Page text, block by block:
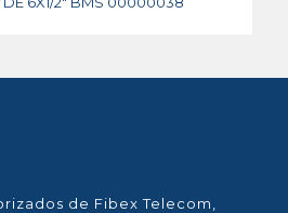
de Fibex Telecom,